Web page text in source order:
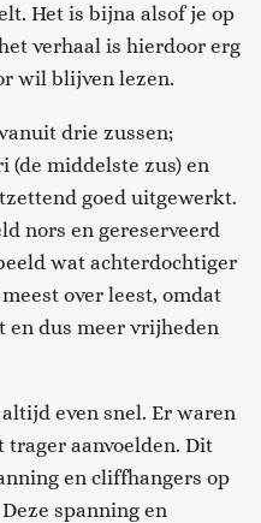
Het is bijna alsof je op
verhaal is hierdoor erg
wil blijven lezen.
drie zussen;
(de middelste zus) en
goed uitgewerkt.
nors en gereserveerd
wat achterdochtiger
over leest, omdat
en dus meer vrijheden
even snel. Er waren
aanvoelden. Dit
en cliffhangers op
spanning en